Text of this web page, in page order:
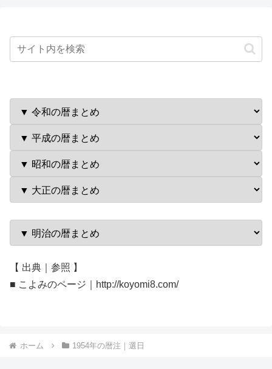
【 出典｜参照 】
■ こよみのページ｜http://koyomi8.com/
ホーム 1954年の暦注｜選日